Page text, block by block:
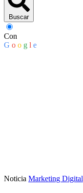
Buscar
Con
G o o g l e
Noticia Marketing Digital